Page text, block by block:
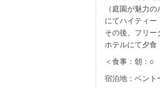
（庭園が魅力
にてハイティー
その後、フリー
ホテルにて夕食
＜食事：朝：
宿泊地：ベント